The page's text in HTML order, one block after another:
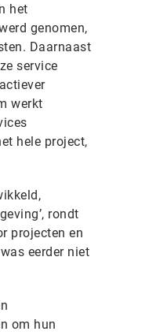
het
genomen,
Daarnaast
service
werkt
hele project,
rondt
projecten en
eerder niet
om hun